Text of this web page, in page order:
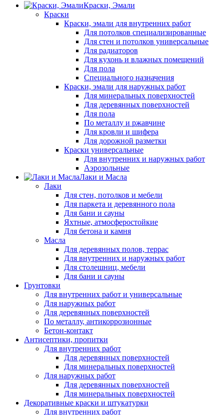
Краски, Эмали
Краски
Краски, эмали для внутренних работ
Для потолков специализированные
Для стен и потолков универсальные
Для радиаторов
Для кухонь и влажных помещений
Для пола
Специального назначения
Краски, эмали для наружных работ
Для минеральных поверхностей
Для деревянных поверхностей
Для пола
По металлу и ржавчине
Для кровли и шифера
Для дорожной разметки
Краски универсальные
Для внутренних и наружных работ
Аэрозольные
Лаки и Масла
Лаки
Для стен, потолков и мебели
Для паркета и деревянного пола
Для бани и сауны
Яхтные, атмосферостойкие
Для бетона и камня
Масла
Для деревянных полов, террас
Для внутренних и наружных работ
Для столешниц, мебели
Для бани и сауны
Грунтовки
Для внутренних работ и универсальные
Для наружных работ
Для деревянных поверхностей
По металлу, антикоррозионные
Бетон-контакт
Антисептики, пропитки
Для внутренних работ
Для деревянных поверхностей
Для минеральных поверхностей
Для наружных работ
Для деревянных поверхностей
Для минеральных поверхностей
Декоративные краски и штукатурки
Для внутренних работ